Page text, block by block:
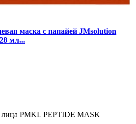
маска с папайей JMsolution
мл...
лица PMKL PEPTIDE MASK